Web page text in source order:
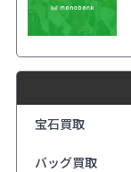
宝石買取
バッグ買取